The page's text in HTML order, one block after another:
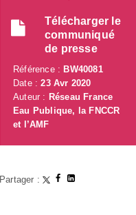
Télécharger le
communiqué
de presse
Référence : BW40081
Date :23 Avr 2020
Auteur : Réseau France
Eau Publique, la FNCCR
et l’AMF
Partager :